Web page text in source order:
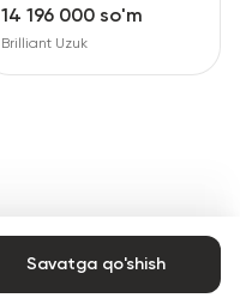
Savatga qo'shish
14 196 000 so'm
Brilliant Uzuk